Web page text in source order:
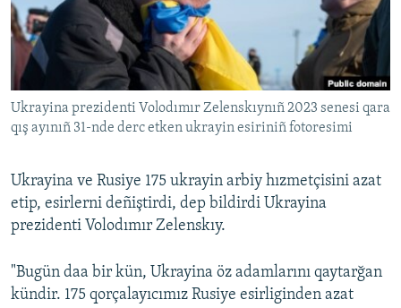
Русский
Українською
QOŞULIÑIZ!
RFE/RS bütün saytları
Ukrayina prezidenti Volodımır Zelenskıynıñ 2023 senesi qara
qış ayınıñ 31-nde derc etken ukrayin esiriniñ fotoresimi
Ukrayina ve Rusiye 175 ukrayin arbiy hızmetçisini azat
etip, esirlerni deñiştirdi, dep bildirdi Ukrayina
prezidenti Volodımır Zelenskıy.
"Bugün daa bir kün, Ukrayina öz adamlarını qaytarğan
kündir. 175 qorçalayıcımız Rusiye esirliginden azat